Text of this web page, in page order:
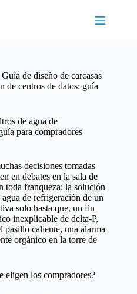
Guía de diseño de carcasas
de centros de datos: guía
de agua de
para compradores
decisiones tomadas
en debates en la sala de
toda franqueza: la solución
de refrigeración de un
solo hasta que, un fin
inexplicable de delta-P,
pasillo caliente, una alarma
orgánico en la torre de
eligen los compradores?